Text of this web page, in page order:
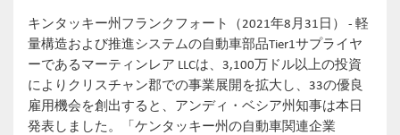
キンタッキー州フランクフォート（2021年8月31日） - 軽
量構造および推進システムの自動車部品Tier1サプライヤ
ーであるマーティンレア LLCは、3,100万ドル以上の投資
によりクリスチャン郡での事業展開を拡大し、33の優良
雇用機会を創出すると、アンディ・ベシア州知事は本日
発表しました。「ケンタッキー州の自動車関連企業